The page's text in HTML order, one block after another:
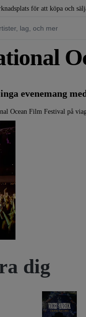
för att köpa och
evenemang
Ocean Film Festival på
dig